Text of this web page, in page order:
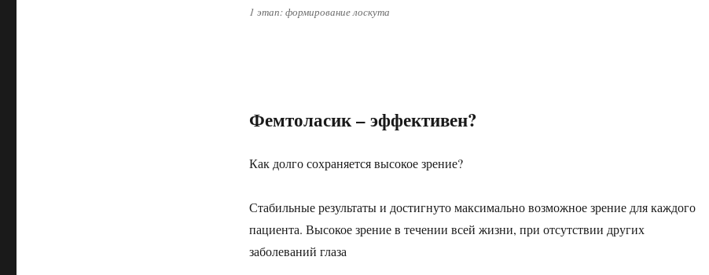
1 этап: формирование лоскута
Фемтоласик – эффективен?
Как долго сохраняется высокое зрение?
Стабильные результаты и достигнуто максимально возможное зрение для каждого
пациента. Высокое зрение в течении всей жизни, при отсутствии других
заболеваний глаза